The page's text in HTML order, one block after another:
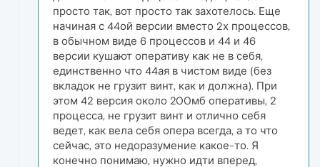
просто так, вот просто так захотелось. Еще
начиная с 44ой версии вместо 2х процессов,
в обычном виде 6 процессов и 44 и 46
версии кушают оперативу как не в себя,
единственно что 44ая в чистом виде (без
вкладок не грузит винт, как и должна). При
этом 42 версия около 200мб оперативы, 2
процесса, не грузит винт и отлично себя
ведет, как вела себя опера всегда, а то что
сейчас, это недоразумение какое-то. Я
конечно понимаю, нужно идти вперед,